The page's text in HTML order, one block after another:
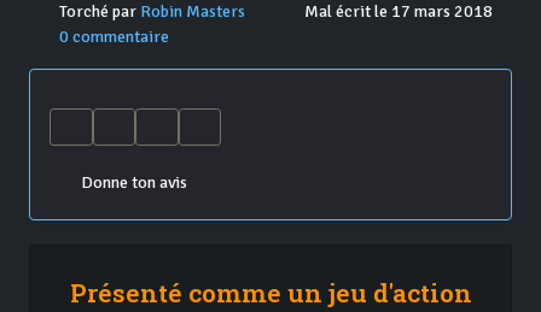
Torché par Robin Masters
Mal écrit le 17 mars 2018
0 commentaire
Donne ton avis
Présenté comme un jeu d'action